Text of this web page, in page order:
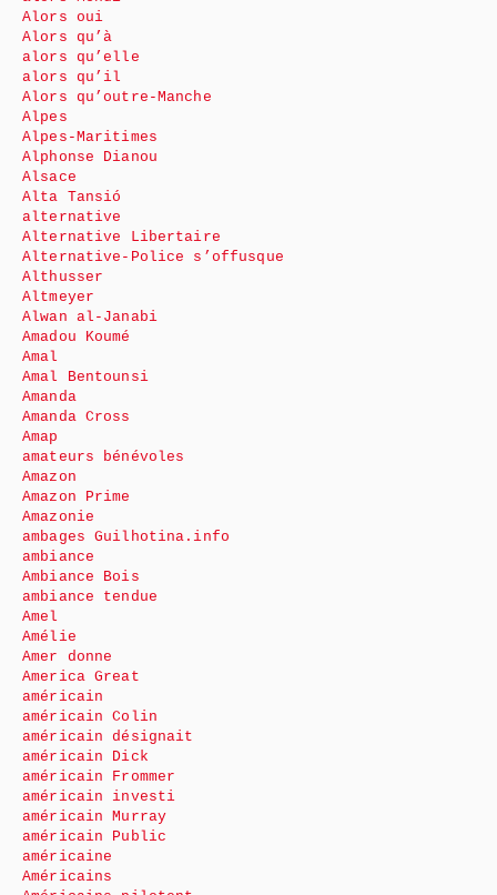
Alors oui
Alors qu’à
alors qu’elle
alors qu’il
Alors qu’outre-Manche
Alpes
Alpes-Maritimes
Alphonse Dianou
Alsace
Alta Tansió
alternative
Alternative Libertaire
Alternative-Police s’offusque
Althusser
Altmeyer
Alwan al-Janabi
Amadou Koumé
Amal
Amal Bentounsi
Amanda
Amanda Cross
Amap
amateurs bénévoles
Amazon
Amazon Prime
Amazonie
ambages Guilhotina.info
ambiance
Ambiance Bois
ambiance tendue
Amel
Amélie
Amer donne
America Great
américain
américain Colin
américain désignait
américain Dick
américain Frommer
américain investi
américain Murray
américain Public
américaine
Américains